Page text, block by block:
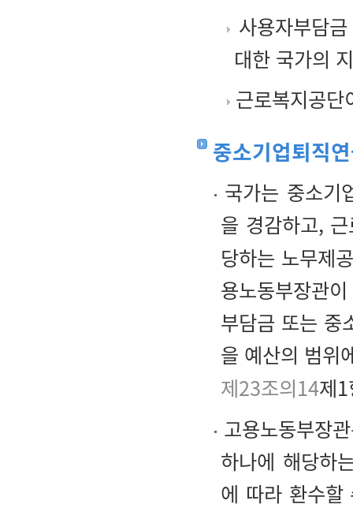
사용자부담
대한 국가의
근로복지공
중소기업퇴직
국가는 중소기
을 경감하고,
당하는 노무제
용노동부장관
부담금 또는 중
을 예산의 범위
제23조의14제
고용노동부장
하나에 해당하
에 따라 환수할